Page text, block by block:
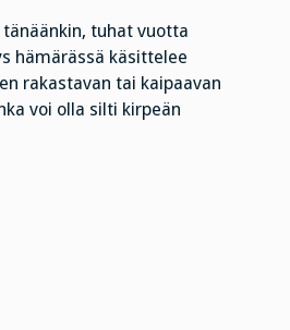
tuhat vuotta
hämärässä käsittelee
rakastavan tai kaipaavan
voi olla silti kirpeän